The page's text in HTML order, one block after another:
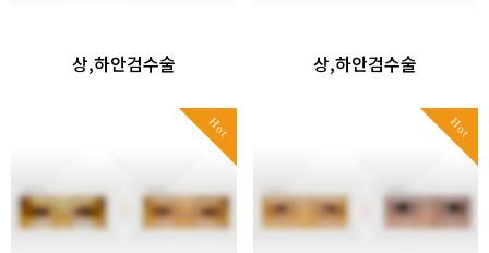
상,하안검수술 상,하안검수술
Hot Hot